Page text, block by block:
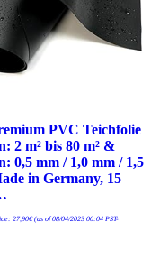
PVC Teichfolie
2 m² bis 80 m² &
0,5 mm / 1,0 mm / 1,5
in Germany, 15
27,90€(as of 08/04/2023 00:04 PST-